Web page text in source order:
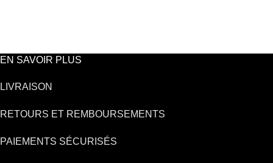
EN SAVOIR PLUS
LIVRAISON
RETOURS ET REMBOURSEMENTS
PAIEMENTS SÉCURISÉS